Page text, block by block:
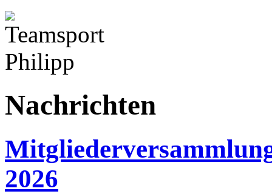
Nachrichten
2026